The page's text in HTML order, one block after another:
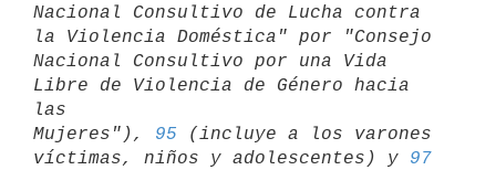
Nacional Consultivo de Lucha contra
la Violencia Doméstica" por "Consejo
Nacional Consultivo por una Vida
Libre de Violencia de Género hacia
las
Mujeres"), 95 (incluye a los varones
víctimas, niños y adolescentes) y 97